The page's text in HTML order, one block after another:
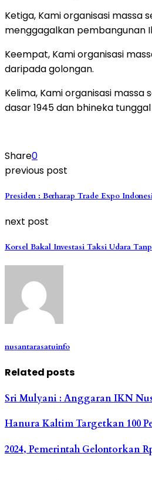
Ketiga, Kami organisasi
menggagalkan pembangunan
Keempat, Kami organisasi
daripada golongan.
Kelima, Kami organisasi
dasar 1945 dan bhineka
Share0
previous post
Presiden : Berharap Trade Expo
next post
Korsel Bakal Investasi Taksi Udara
nusantarasatuinfo
Related posts
Sri Mulyani : Anggaran IKN
Hanura Kaltim Targetkan 100
2024, Pemerintah Gelontorkan